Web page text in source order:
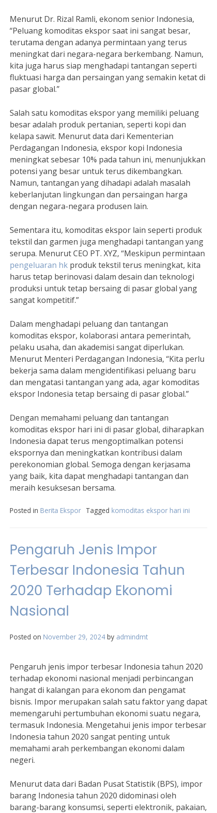
Menurut Dr. Rizal Ramli, ekonom senior Indonesia,
“Peluang komoditas ekspor saat ini sangat besar,
terutama dengan adanya permintaan yang terus
meningkat dari negara-negara berkembang. Namun,
kita juga harus siap menghadapi tantangan seperti
fluktuasi harga dan persaingan yang semakin ketat di
pasar global.”
Salah satu komoditas ekspor yang memiliki peluang
besar adalah produk pertanian, seperti kopi dan
kelapa sawit. Menurut data dari Kementerian
Perdagangan Indonesia, ekspor kopi Indonesia
meningkat sebesar 10% pada tahun ini, menunjukkan
potensi yang besar untuk terus dikembangkan.
Namun, tantangan yang dihadapi adalah masalah
keberlanjutan lingkungan dan persaingan harga
dengan negara-negara produsen lain.
Sementara itu, komoditas ekspor lain seperti produk
tekstil dan garmen juga menghadapi tantangan yang
serupa. Menurut CEO PT. XYZ, “Meskipun permintaan
pengeluaran hk produk tekstil terus meningkat, kita
harus tetap berinovasi dalam desain dan teknologi
produksi untuk tetap bersaing di pasar global yang
sangat kompetitif.”
Dalam menghadapi peluang dan tantangan
komoditas ekspor, kolaborasi antara pemerintah,
pelaku usaha, dan akademisi sangat diperlukan.
Menurut Menteri Perdagangan Indonesia, “Kita perlu
bekerja sama dalam mengidentifikasi peluang baru
dan mengatasi tantangan yang ada, agar komoditas
ekspor Indonesia tetap bersaing di pasar global.”
Dengan memahami peluang dan tantangan
komoditas ekspor hari ini di pasar global, diharapkan
Indonesia dapat terus mengoptimalkan potensi
ekspornya dan meningkatkan kontribusi dalam
perekonomian global. Semoga dengan kerjasama
yang baik, kita dapat menghadapi tantangan dan
meraih kesuksesan bersama.
Posted in Berita Ekspor Tagged komoditas ekspor hari ini
Pengaruh Jenis Impor
Terbesar Indonesia Tahun
2020 Terhadap Ekonomi
Nasional
Posted on November 29, 2024 by admindmt
Pengaruh jenis impor terbesar Indonesia tahun 2020
terhadap ekonomi nasional menjadi perbincangan
hangat di kalangan para ekonom dan pengamat
bisnis. Impor merupakan salah satu faktor yang dapat
memengaruhi pertumbuhan ekonomi suatu negara,
termasuk Indonesia. Mengetahui jenis impor terbesar
Indonesia tahun 2020 sangat penting untuk
memahami arah perkembangan ekonomi dalam
negeri.
Menurut data dari Badan Pusat Statistik (BPS), impor
barang Indonesia tahun 2020 didominasi oleh
barang-barang konsumsi, seperti elektronik, pakaian,